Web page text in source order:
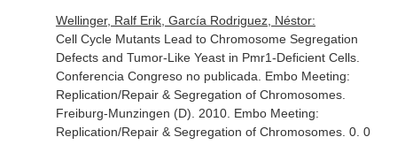
Wellinger, Ralf Erik, García Rodriguez, Néstor:
Cell Cycle Mutants Lead to Chromosome Segregation
Defects and Tumor-Like Yeast in Pmr1-Deficient Cells.
Conferencia Congreso no publicada. Embo Meeting:
Replication/Repair & Segregation of Chromosomes.
Freiburg-Munzingen (D). 2010. Embo Meeting:
Replication/Repair & Segregation of Chromosomes. 0. 0